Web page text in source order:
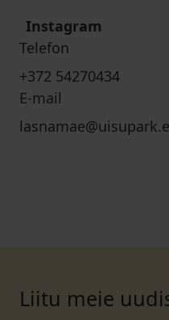
Instagram
Telefon
+372 54270434
E-mail
Liitu meie